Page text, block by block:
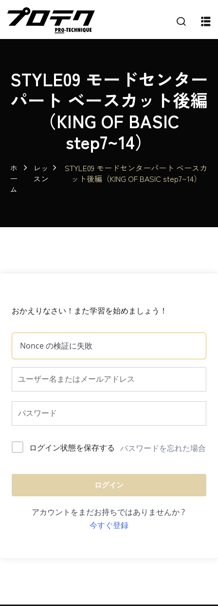
STYLE09 モードセンター
パート ベースカット後編
（KING OF BASIC
step7~14）
ホ
ー
ム
レッ
スン
STYLE09 モードセンターパート ベースカ
ット後編（KING OF BASIC step7~14）
おかえりなさい！また学習を始めましょう！
Nonce の検証に失敗
ログイン状態を保存する パスワードを忘れた場合
ログイン
アカウントをまだお持ちではありませんか ?
今すぐ登録